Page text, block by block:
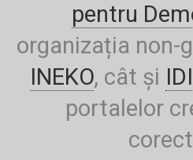
pentru
organizația non-
INEKO, cât și
portalelor